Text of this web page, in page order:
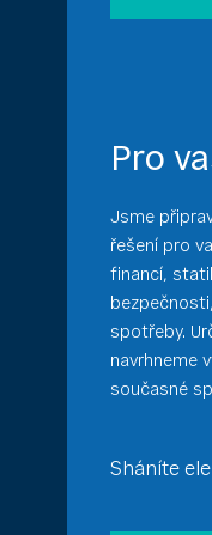
Pro
Jsme
řešení pro
financí,
spotřeby.
navrhneme
současné
Sháníte